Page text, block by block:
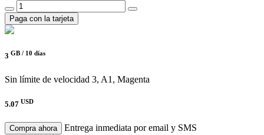
Paga con la tarjeta
3 GB / 10 días
Sin límite de velocidad 3, A1, Magenta
5.07 USD
Compra ahora
Entrega inmediata por email y SMS